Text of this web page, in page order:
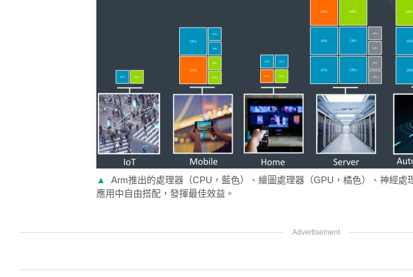
▲
Arm推出的處理器（CPU，藍色）、繪圖處理器（GPU，橘色）、神經處
應用中自由搭配，發揮最佳效益。